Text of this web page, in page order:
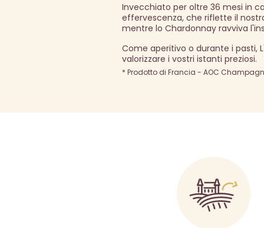
Invecchiato per oltre 36 mesi in
effervescenza, che riflette il
mentre lo Chardonnay ravviva
Come aperitivo o durante i pasti,
valorizzare i vostri istanti preziosi.
* Prodotto di Francia - AOC